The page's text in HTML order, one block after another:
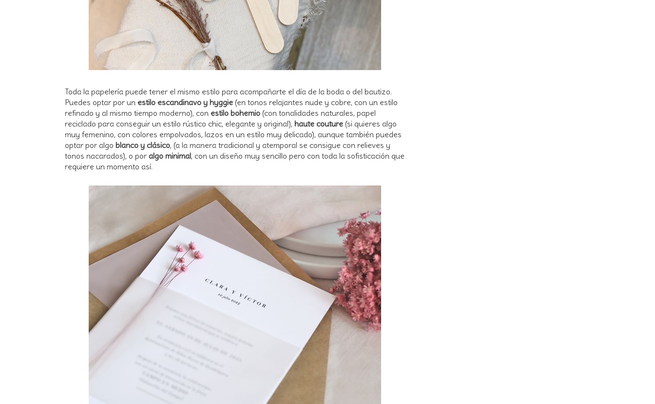
Toda la papelería puede tener el mismo estilo para acompañarte el día de la boda o del bautizo.
Puedes optar por un estilo escandinavo y hyggie (en tonos relajantes nude y cobre, con un estilo
refinado y al mismo tiempo moderno), con estilo bohemio (con tonalidades naturales, papel
reciclado para conseguir un estilo rústico chic, elegante y original), haute couture (si quieres algo
muy femenino, con colores empolvados, lazos en un estilo muy delicado), aunque también puedes
optar por algo blanco y clásico, (a la manera tradicional y atemporal se consigue con relieves y
tonos nacarados), o por algo minimal, con un diseño muy sencillo pero con toda la sofisticación que
requiere un momento así.